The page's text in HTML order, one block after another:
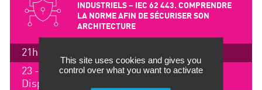
INDUSTRIELS – IEC 62 443. COMPRENDRE
LA NORME AFIN DE SÉCURISER SON
ARCHITECTURE
21h / 3 jours
23 - 25 juin 2026, Lyon
Disponible en distanciel
This site uses cookies and gives you
control over what you want to activate